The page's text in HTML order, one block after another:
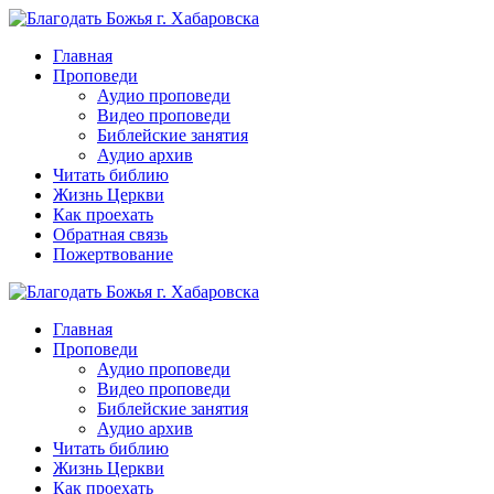
Перейти
контентуГлавная
Проповеди
Аудио проповеди
Видео проповеди
Библейские занятия
Аудио архив
Читать библию
Жизнь Церкви
Как проехать
Обратная связь
Пожертвование
Главная
Проповеди
Аудио проповеди
Видео проповеди
Библейские занятия
Аудио архив
Читать библию
Жизнь Церкви
Как проехать